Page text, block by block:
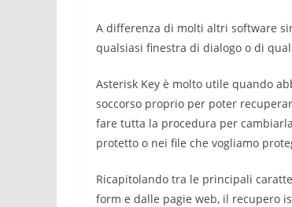
A differenza di molti altri software
qualsiasi finestra di dialogo o di
Asterisk Key è molto utile quando
soccorso proprio per poter
fare tutta la procedura per
protetto o nei file che vogliamo
Ricapitolando tra le principali
form e dalle pagie web, il recupero